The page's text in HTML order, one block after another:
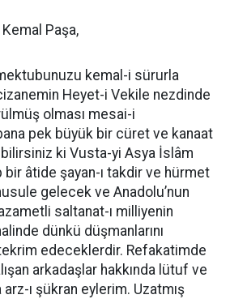
Paşa,
kemal-i sürurla
Heyet-i Vekile nezdinde
olması mesai-i
pek büyük bir cüret ve kanaat
ki Vusta-yi Asya İslâm
âtide şayan-ı takdir ve hürmet
gelecek ve Anadolu’nun
saltanat-ı milliyenin
dünkü düşmanlarını
edeceklerdir. Refakatimde
arkadaşlar hakkında lütuf ve
ı şükran eylerim. Uzatmış